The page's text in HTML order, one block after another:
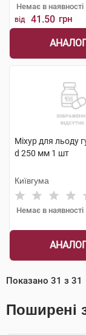
Немає в наявності
від 41.50 грн
Міхур для льоду
d 250 мм 1 шт
Київгума
Немає в наявності
Показано 31 з 31
Поширені